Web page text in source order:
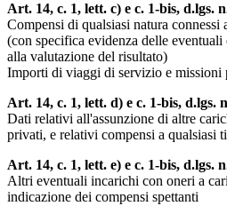
Art. 14, c. 1, lett. c) e c. 1-bis, d.lgs.
Compensi di qualsiasi natura
(con specifica evidenza delle
alla valutazione del risultato)
Importi di viaggi di servizio e missioni
Art. 14, c. 1, lett. d) e c. 1-bis, d.lgs.
Dati relativi all'assunzione di altre
privati, e relativi compensi a qualsiasi
Art. 14, c. 1, lett. e) e c. 1-bis, d.lgs.
Altri eventuali incarichi con oneri a
indicazione dei compensi spettanti